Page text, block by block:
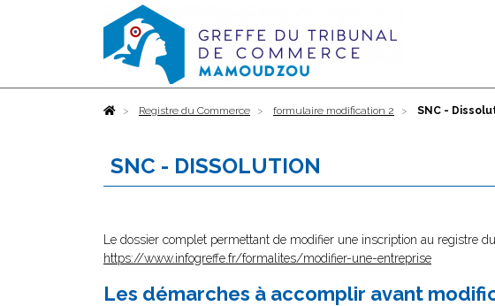
AccueilRegistre du Commerce formulaire modification 2 SNC -
SNC - DISSOLUTION
Le dossier complet permettant de modifier une inscription au registre
https://www.infogreffe.fr/formalites/modifier-une-entreprise
Les démarches à accomplir avant